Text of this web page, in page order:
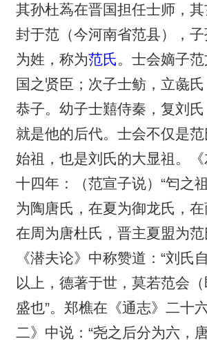
其孙杜蒍在晋国担任士师，
封于范（今河南省范县），
为姓，称为范氏。士会嫡子
国之贤臣；次子士鲂，立彘
恭子。幼子士囏侍秦，复刘氏
就是他的后代。士会不仅是
始祖，也是刘氏的大显祖。
十四年：（范宣子说）“匄之
为陶唐氏，在夏为御龙氏，在
在周为唐杜氏，晋主夏盟为范
《潜夫论》中称赞道：“刘氏
以上，德著于世，莫若范会
盛也”。郑樵在《通志》二十
二》中说：“尧之后分为六，